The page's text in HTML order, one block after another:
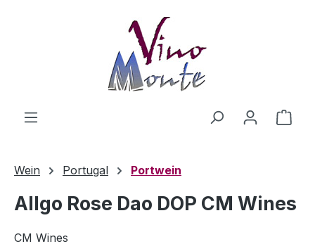
Wein Portugal Portwein
Allgo Rose Dao DOP CM Wines
CM Wines